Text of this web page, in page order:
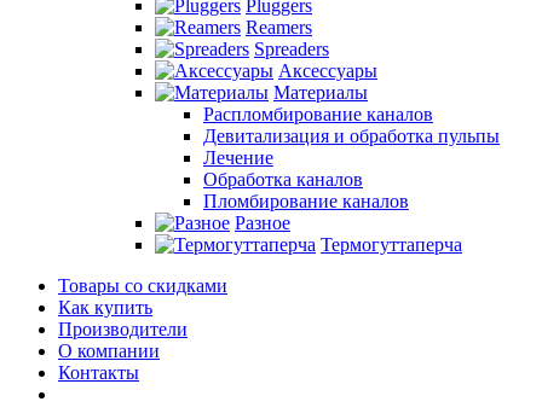
Pluggers
Reamers
Spreaders
Аксессуары
Материалы
Распломбирование каналов
Девитализация и обработка пульпы
Лечение
Обработка каналов
Пломбирование каналов
Разное
Термогуттаперча
Товары со скидками
Как купить
Производители
О компании
Контакты